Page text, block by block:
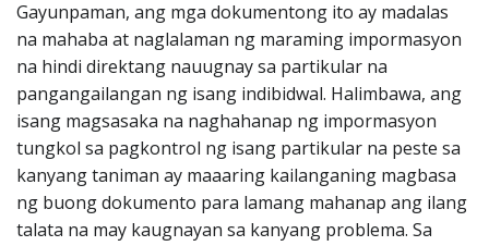
Gayunpaman, ang mga dokumentong ito ay madalas
na mahaba at naglalaman ng maraming impormasyon
na hindi direktang nauugnay sa partikular na
pangangailangan ng isang indibidwal. Halimbawa, ang
isang magsasaka na naghahanap ng impormasyon
tungkol sa pagkontrol ng isang partikular na peste sa
kanyang taniman ay maaaring kailanganing magbasa
ng buong dokumento para lamang mahanap ang ilang
talata na may kaugnayan sa kanyang problema. Sa